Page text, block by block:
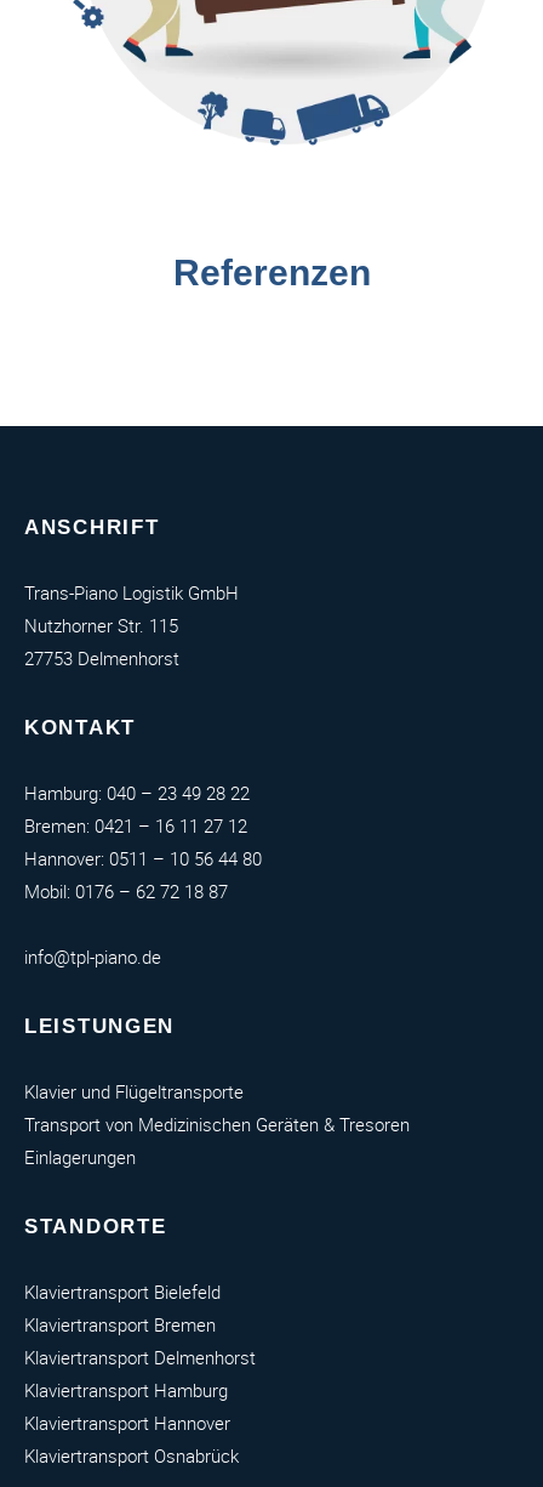
Referenzen
ANSCHRIFT
Trans-Piano Logistik GmbH
Nutzhorner Str. 115
27753 Delmenhorst
KONTAKT
Hamburg: 040 – 23 49 28 22
Bremen: 0421 – 16 11 27 12
Hannover: 0511 – 10 56 44 80
Mobil: 0176 – 62 72 18 87
info@tpl-piano.de
LEISTUNGEN
Klavier und Flügeltransporte
Transport von Medizinischen Geräten & Tresoren
Einlagerungen
STANDORTE
Klaviertransport Bielefeld
Klaviertransport Bremen
Klaviertransport Delmenhorst
Klaviertransport Hamburg
Klaviertransport Hannover
Klaviertransport Osnabrück